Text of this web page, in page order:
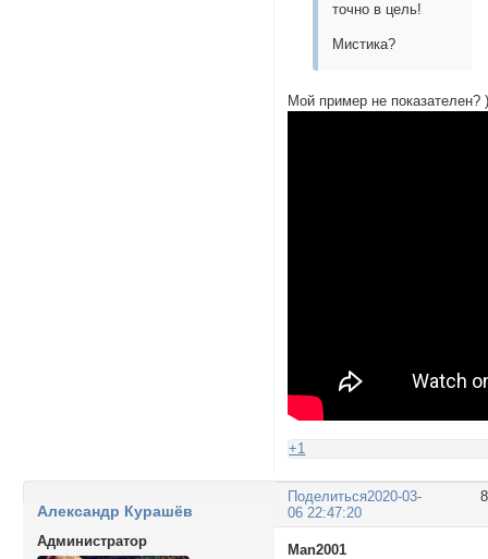
точно в цель!
Мистика?
Мой пример не показателен?
+1
Поделиться2020-03-
06 22:47:20
Александр Курашёв
Администратор
Man2001